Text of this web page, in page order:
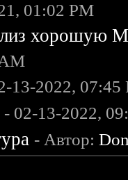
01:02 PM
хорошую
13-2022, 07:45
- 02-13-2022,
- Автор: